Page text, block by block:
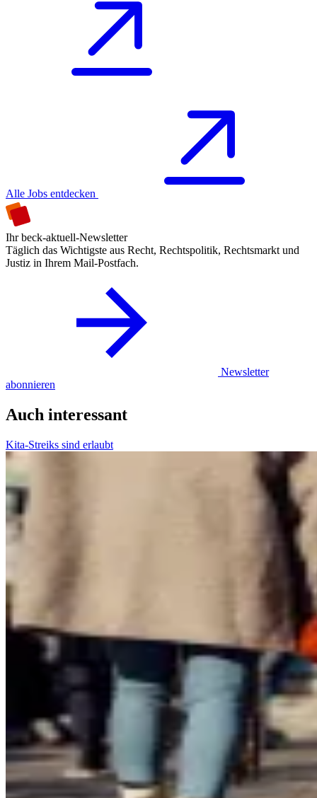
Alle Jobs entdecken
Ihr beck-aktuell-Newsletter
Täglich das Wichtigste aus Recht, Rechtspolitik, Rechtsmarkt und
Justiz in Ihrem Mail-Postfach.
Newsletter
abonnieren
Auch interessant
Kita-Streiks sind erlaubt